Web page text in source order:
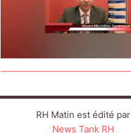
RH Matin est édité par
News Tank RH